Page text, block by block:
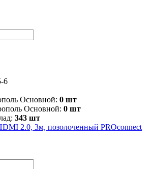
6
Основной: 0 шт
Основной: 0 шт
343 шт
2.0, 3м, позолоченный PROconnect